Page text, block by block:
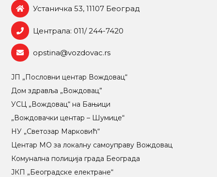
Устаничка 53, 11107 Београд
Централа: 011/ 244-7420
opstina@vozdovac.rs
ЈП „Пословни центар Вождовац“
Дом здравља „Вождовац”
УСЦ „Вождовац“ на Бањици
„Вождовачки центар – Шумице“
НУ „Светозар Марковић“
Центар МO за локалну самоуправу Вождовац
Комунална полиција града Београда
ЈКП „Београдске електране“